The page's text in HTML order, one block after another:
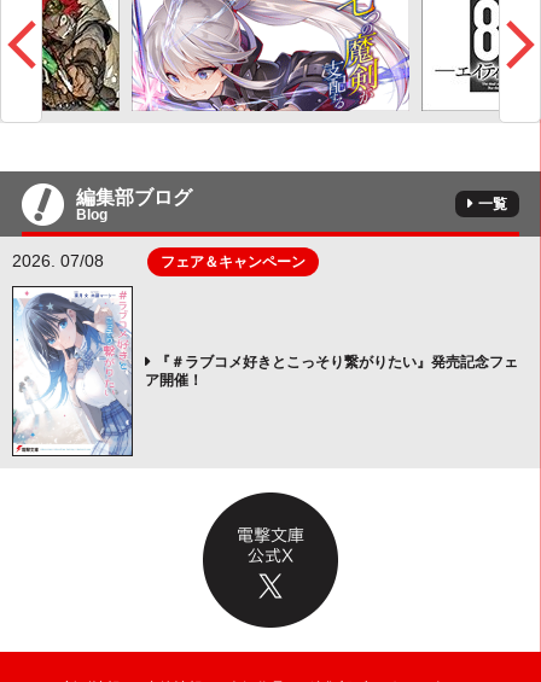
編集部ブログ
Blog
一覧
2026. 07/08 フェア＆キャンペーン
『＃ラブコメ好きとこっそり繋がりたい』発売記念フェ
ア開催！